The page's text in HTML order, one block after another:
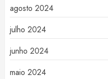
agosto 2024
julho 2024
junho 2024
maio 2024